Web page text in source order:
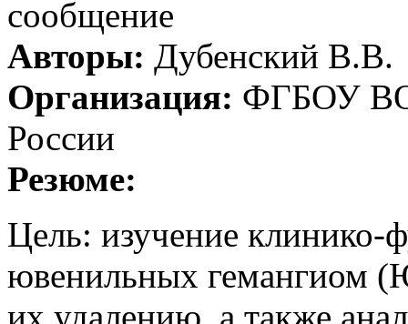
сообщение
Авторы: Дубенский В.В.
Организация: ФГБОУ ВО
России
Резюме:
Цель: изучение клинико-
ювенильных гемангиом